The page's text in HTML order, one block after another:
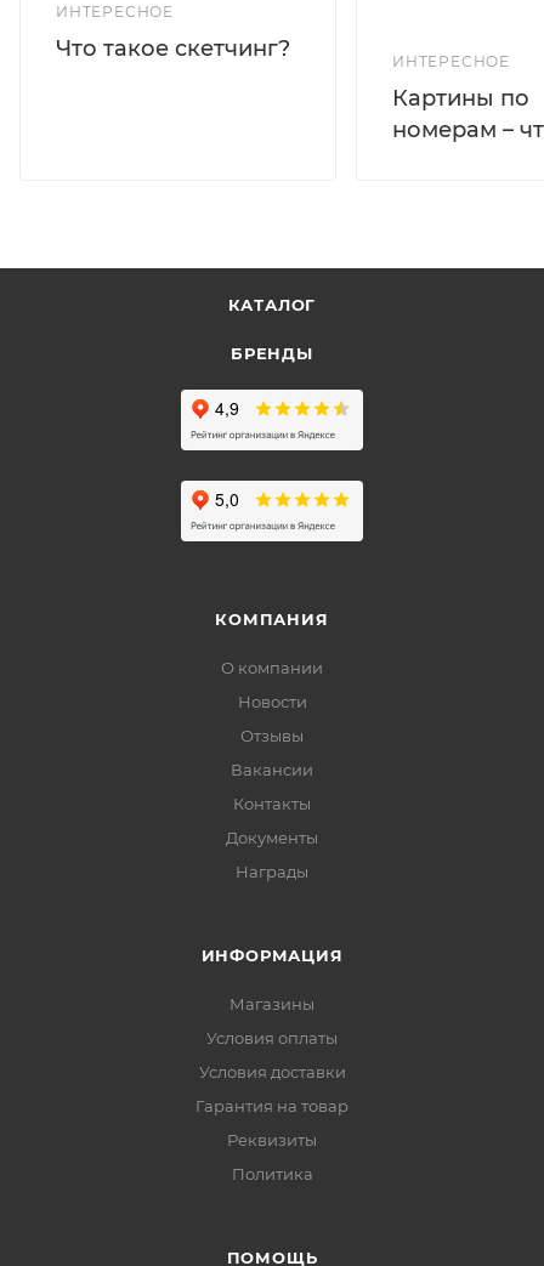
ИНТЕРЕСНОЕ
Что такое скетчинг?
ИНТЕРЕСНОЕ
Картины по
номерам –
КАТАЛОГ
БРЕНДЫ
КОМПАНИЯ
О компании
Новости
Отзывы
Вакансии
Контакты
Документы
Награды
ИНФОРМАЦИЯ
Магазины
Условия оплаты
Условия доставки
Гарантия на товар
Реквизиты
Политика
ПОМОЩЬ